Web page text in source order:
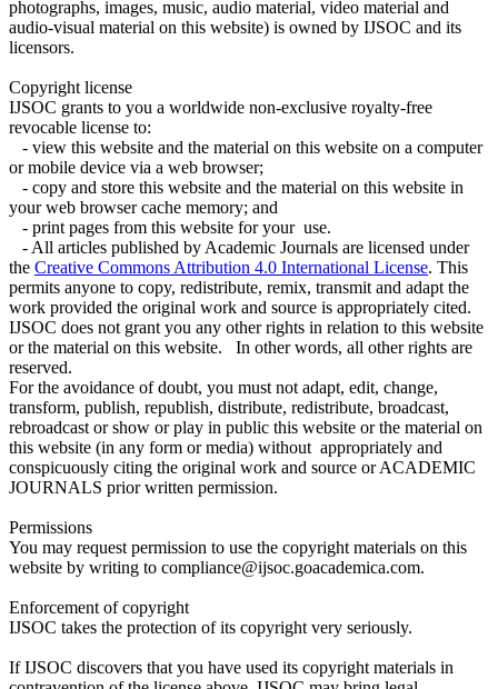
photographs, images, music, audio material, video material and
audio-visual material on this website) is owned by IJSOC and its
licensors.
Copyright license
IJSOC grants to you a worldwide non-exclusive royalty-free
revocable license to:
- view this website and the material on this website on a computer
or mobile device via a web browser;
- copy and store this website and the material on this website in
your web browser cache memory; and
- print pages from this website for your use.
- All articles published by Academic Journals are licensed under
the Creative Commons Attribution 4.0 International License. This
permits anyone to copy, redistribute, remix, transmit and adapt the
work provided the original work and source is appropriately cited.
IJSOC does not grant you any other rights in relation to this website
or the material on this website. In other words, all other rights are
reserved.
For the avoidance of doubt, you must not adapt, edit, change,
transform, publish, republish, distribute, redistribute, broadcast,
rebroadcast or show or play in public this website or the material on
this website (in any form or media) without appropriately and
conspicuously citing the original work and source or ACADEMIC
JOURNALS prior written permission.
Permissions
You may request permission to use the copyright materials on this
website by writing to compliance@ijsoc.goacademica.com.
Enforcement of copyright
IJSOC takes the protection of its copyright very seriously.
If IJSOC discovers that you have used its copyright materials in